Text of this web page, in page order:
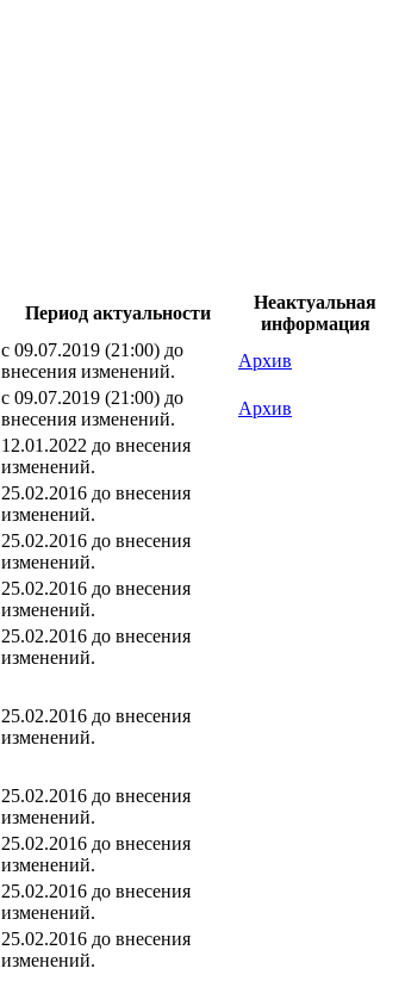
Период актуальности
Неактуальная
информация
с 09.07.2019 (21:00) до
внесения изменений.
Архив
с 09.07.2019 (21:00) до
внесения изменений.
Архив
12.01.2022 до внесения
изменений.
25.02.2016 до внесения
изменений.
25.02.2016 до внесения
изменений.
25.02.2016 до внесения
изменений.
25.02.2016 до внесения
изменений.
25.02.2016 до внесения
изменений.
25.02.2016 до внесения
изменений.
25.02.2016 до внесения
изменений.
25.02.2016 до внесения
изменений.
25.02.2016 до внесения
изменений.